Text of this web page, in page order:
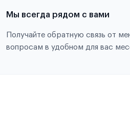
Мы всегда рядом с вами
Получайте обратную связь от
вопросам в удобном для вас